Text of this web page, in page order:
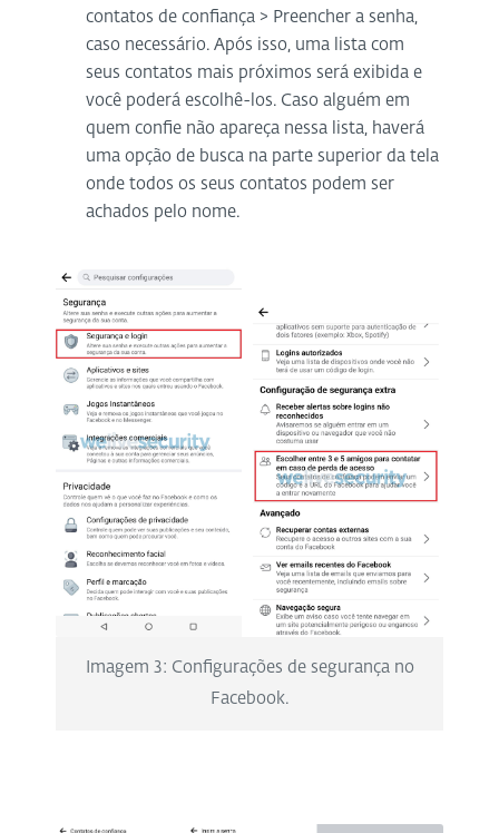
contatos de confiança > Preencher a senha,
caso necessário. Após isso, uma lista com
seus contatos mais próximos será exibida e
você poderá escolhê-los. Caso alguém em
quem confie não apareça nessa lista, haverá
uma opção de busca na parte superior da tela
onde todos os seus contatos podem ser
achados pelo nome.
Imagem 3: Configurações de segurança no
Facebook.